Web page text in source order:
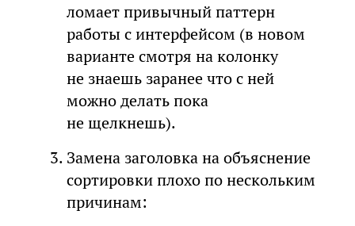
ломает привычный паттерн
работы с интерфейсом (в новом
варианте смотря на колонку
не знаешь заранее что с ней
можно делать пока
не щелкнешь).
Замена заголовка на объяснение
сортировки плохо по нескольким
причинам: